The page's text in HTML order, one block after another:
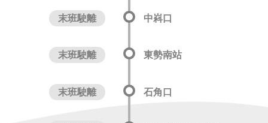
末班駛離 中嵙口
末班駛離 東勢南站
末班駛離 石角口